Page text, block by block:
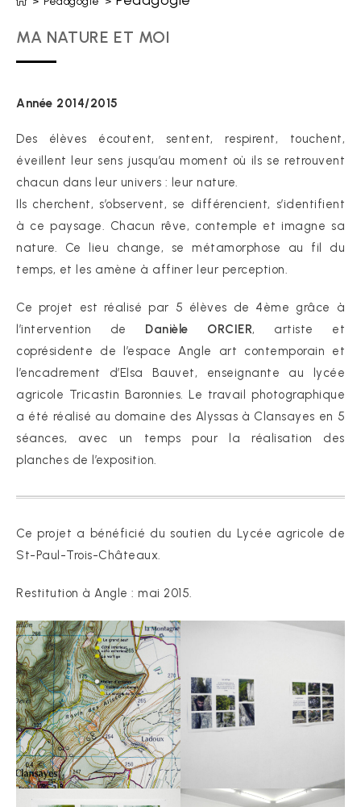
MA NATURE ET MOI
Année 2014/2015
Des élèves écoutent, sentent, respirent, touchent,
éveillent leur sens jusqu’au moment où ils se retrouvent
chacun dans leur univers : leur nature.
Ils cherchent, s’observent, se différencient, s’identifient
à ce paysage. Chacun rêve, contemple et imagne sa
nature. Ce lieu change, se métamorphose au fil du
temps, et les amène à affiner leur perception.
Ce projet est réalisé par 5 élèves de 4ème grâce à
l’intervention de Danièle ORCIER, artiste et
coprésidente de l’espace Angle art contemporain et
l’encadrement d’Elsa Bauvet, enseignante au lycée
agricole Tricastin Baronnies. Le travail photographique
a été réalisé au domaine des Alyssas à Clansayes en 5
séances, avec un temps pour la réalisation des
planches de l’exposition.
Ce projet a bénéficié du soutien du Lycée agricole de
St-Paul-Trois-Châteaux.
Restitution à Angle : mai 2015.